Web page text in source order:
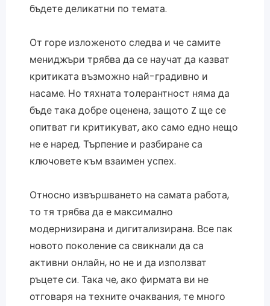
бъдете деликатни по темата.
От горе изложеното следва и че самите
мениджъри трябва да се научат да казват
критиката възможно най-градивно и
насаме. Но тяхната толерантност няма да
бъде така добре оценена, защото Z ще се
опитват ги критикуват, ако само едно нещо
не е наред. Търпение и разбиране са
ключовете към взаимен успех.
Относно извършването на самата работа,
то тя трябва да е максимално
модернизирана и дигитализирана. Все пак
новото поколение са свикнали да са
активни онлайн, но не и да използват
ръцете си. Така че, ако фирмата ви не
отговаря на техните очаквания, те много